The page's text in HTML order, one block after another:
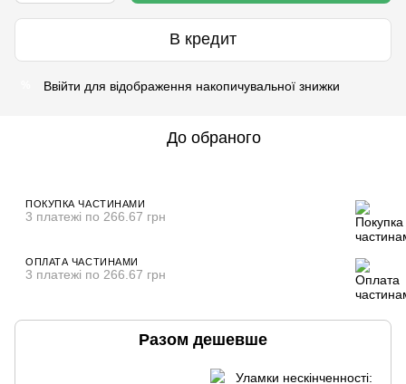
В кредит
Ввійти для відображення накопичувальної знижки
До обраного
ПОКУПКА ЧАСТИНАМИ
3 платежі по 266.67 грн
ОПЛАТА ЧАСТИНАМИ
3 платежі по 266.67 грн
Разом дешевше